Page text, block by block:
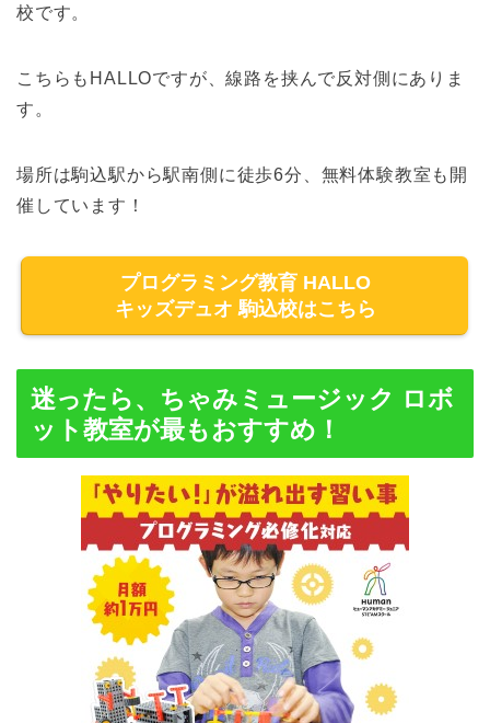
校です。
こちらもHALLOですが、線路を挟んで反対側にありま
す。
場所は駒込駅から駅南側に徒歩6分、無料体験教室も開
催しています！
プログラミング教育 HALLO
キッズデュオ 駒込校はこちら
迷ったら、ちゃみミュージック ロボ
ット教室が最もおすすめ！